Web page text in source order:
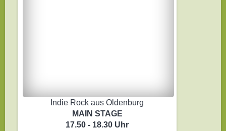
Indie Rock aus Oldenburg
MAIN STAGE
17.50 - 18.30 Uhr